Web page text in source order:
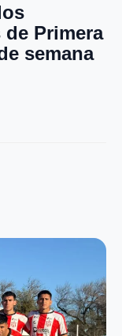
Primera
semana